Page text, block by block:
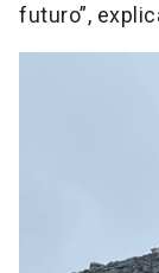
futuro”,